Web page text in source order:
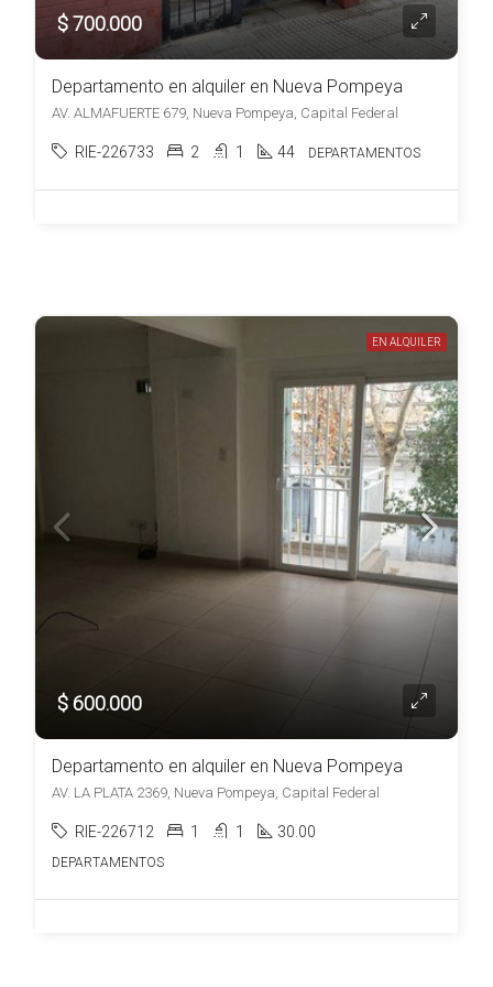
$ 700.000
Departamento en alquiler en Nueva Pompeya
AV. ALMAFUERTE 679, Nueva Pompeya, Capital Federal
RIE-226733 2 1 44 DEPARTAMENTOS
EN ALQUILER
$ 600.000
Departamento en alquiler en Nueva Pompeya
AV. LA PLATA 2369, Nueva Pompeya, Capital Federal
RIE-226712 1 1 30.00
DEPARTAMENTOS